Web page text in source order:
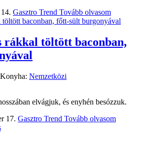
Gasztro Trend Tovább olvasom
rákkal töltött baconban,
Konyha: Nemzetközi
elvágjuk, és enyhén besózzuk.
17. Gasztro Trend Tovább olvasom